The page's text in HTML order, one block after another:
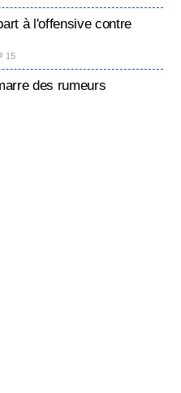
à l'offensive contre
15
des rumeurs